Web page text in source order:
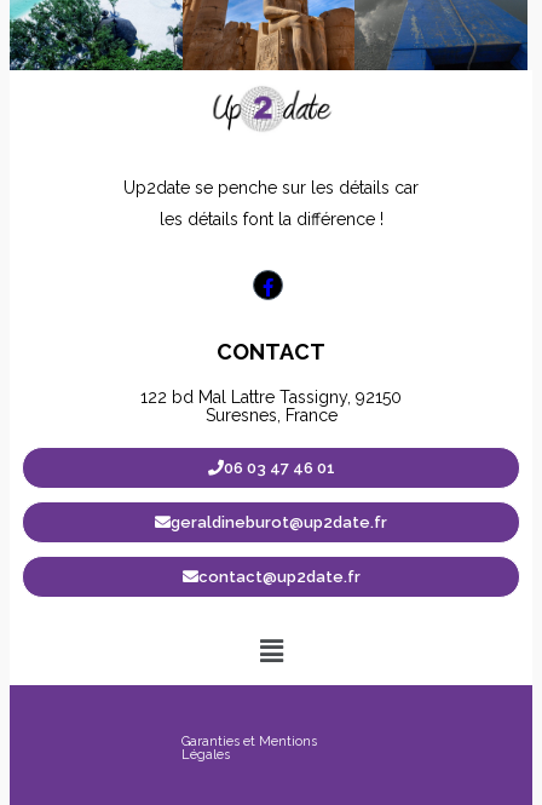
Up2date se penche sur les détails car
les détails font la différence !
CONTACT
122 bd Mal Lattre Tassigny, 92150
Suresnes, France
06 03 47 46 01
geraldineburot@up2date.fr
contact@up2date.fr
Garanties et Mentions
Légales